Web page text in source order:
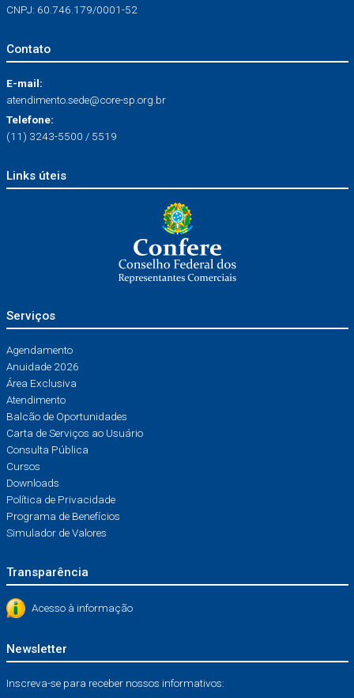
CNPJ: 60.746.179/0001-52
Contato
E-mail:
atendimento.sede@core-sp.org.br
Telefone:
(11) 3243-5500 / 5519
Links úteis
Serviços
Agendamento
Anuidade 2026
Área Exclusiva
Atendimento
Balcão de Oportunidades
Carta de Serviços ao Usuário
Consulta Pública
Cursos
Downloads
Política de Privacidade
Programa de Benefícios
Simulador de Valores
Transparência
Acesso à informação
Newsletter
Inscreva-se para receber nossos informativos: